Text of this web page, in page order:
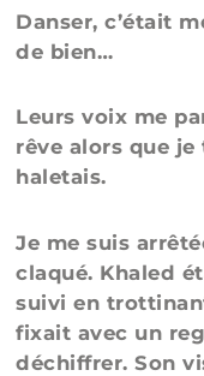
Danser, c’était
de bien…
Leurs voix me
rêve alors que
haletais.
Je me suis
claqué. Khaled
suivi en
fixait avec un
déchiffrer. Son